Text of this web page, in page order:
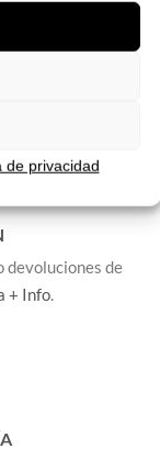
de privacidad
devoluciones de
+ Info.